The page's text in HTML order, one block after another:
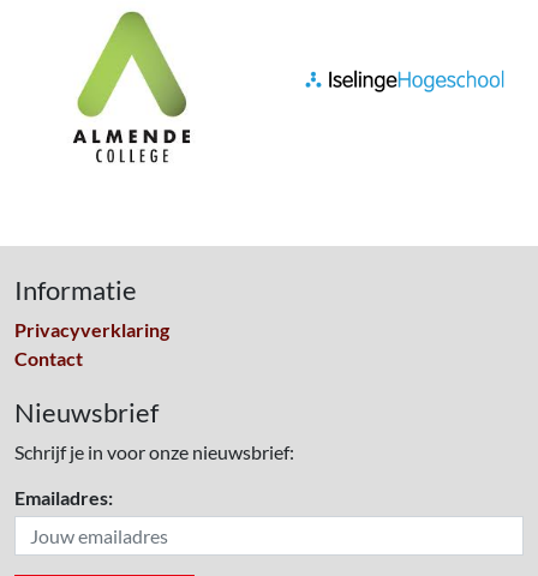
Informatie
Privacyverklaring
Contact
Nieuwsbrief
Schrijf je in voor onze nieuwsbrief:
Emailadres: